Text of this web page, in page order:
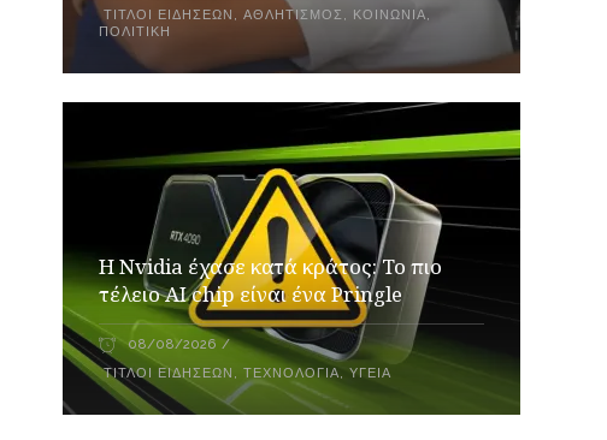
ΤΊΤΛΟΙ ΕΙΔΉΣΕΩΝ ,ΑΘΛΗΤΙΣΜΌΣ , ΚΟΙΝΩΝΊΑ,
ΠΟΛΙΤΙΚΉ
Η Nvidia έχασε κατά κράτος: Το πιο
τέλειο AI chip είναι ένα Pringle
08/08/2026
ΤΊΤΛΟΙ ΕΙΔΉΣΕΩΝ ,ΤΕΧΝΟΛΟΓΊΑ,ΥΓΕΊΑ